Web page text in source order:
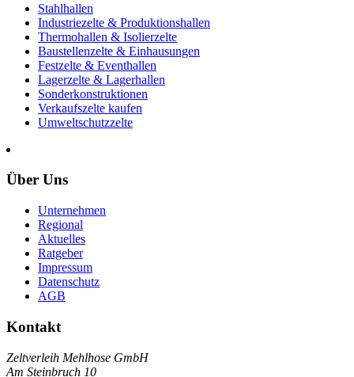
Stahlhallen
Industriezelte & Produktionshallen
Thermohallen & Isolierzelte
Baustellenzelte & Einhausungen
Festzelte & Eventhallen
Lagerzelte & Lagerhallen
Sonderkonstruktionen
Verkaufszelte kaufen
Umweltschutzzelte
Über Uns
Unternehmen
Regional
Aktuelles
Ratgeber
Impressum
Datenschutz
AGB
Kontakt
Zeltverleih Mehlhose GmbH
Am Steinbruch 10